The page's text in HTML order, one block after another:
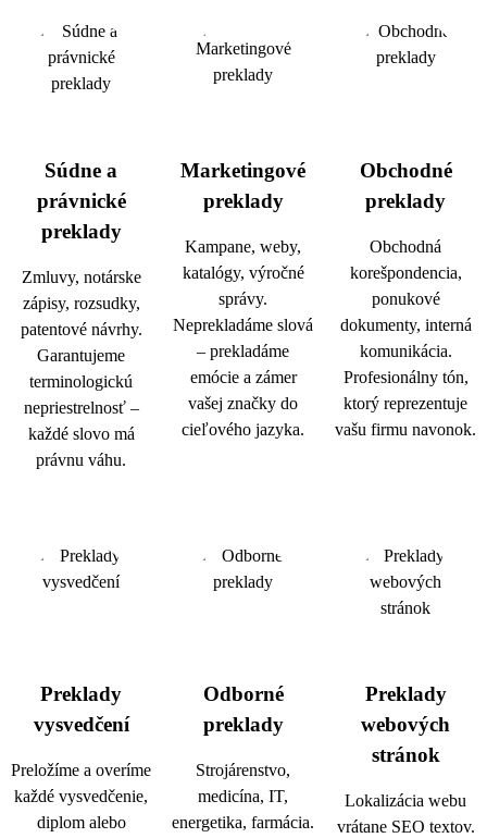
Súdne a
právnické
preklady
Zmluvy, notárske
zápisy, rozsudky,
patentové návrhy.
Garantujeme
terminologickú
nepriestrelnosť –
každé slovo má
právnu váhu.
Marketingové
preklady
Kampane, weby,
katalógy, výročné
správy.
Neprekladáme slová
– prekladáme
emócie a zámer
vašej značky do
cieľového jazyka.
Obchodné
preklady
Obchodná
korešpondencia,
ponukové
dokumenty, interná
komunikácia.
Profesionálny tón,
ktorý reprezentuje
vašu firmu navonok.
Preklady
vysvedčení
Preložíme a overíme
každé vysvedčenie,
diplom alebo
Odborné
preklady
Strojárenstvo,
medicína, IT,
energetika, farmácia.
Preklady
webových
stránok
Lokalizácia webu
vrátane SEO textov.